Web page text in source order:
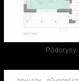
Pôdorysy